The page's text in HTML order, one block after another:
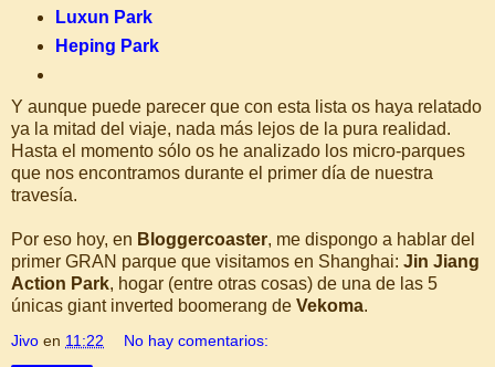
Luxun Park
Heping Park
Y aunque puede parecer que con esta lista os haya relatado
ya la mitad del viaje, nada más lejos de la pura realidad.
Hasta el momento sólo os he analizado los micro-parques
que nos encontramos durante el primer día de nuestra
travesía.
Por eso hoy, en Bloggercoaster, me dispongo a hablar del
primer GRAN parque que visitamos en Shanghai: Jin Jiang
Action Park, hogar (entre otras cosas) de una de las 5
únicas giant inverted boomerang de Vekoma.
Jivo en 11:22 No hay comentarios: